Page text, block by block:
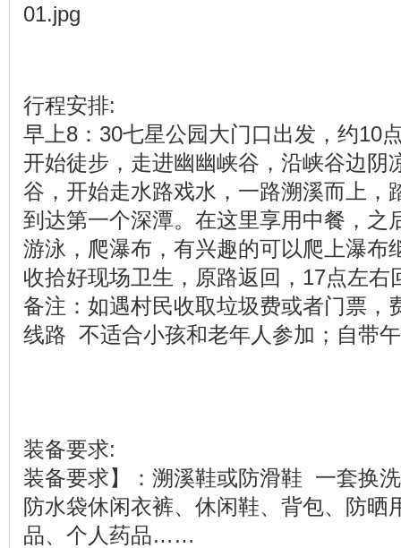
01.jpg
行程安排:
早上8：30七星公园大门口出发，约10
开始徒步，走进幽幽峡谷，沿峡谷边阴
谷，开始走水路戏水，一路溯溪而上，
到达第一个深潭。在这里享用中餐，之
游泳，爬瀑布，有兴趣的可以爬上瀑布
收拾好现场卫生，原路返回，17点左右
备注：如遇村民收取垃圾费或者门票，
线路 不适合小孩和老年人参加；自带
装备要求:
装备要求】：溯溪鞋或防滑鞋 一套换
防水袋休闲衣裤、休闲鞋、背包、防晒
品、个人药品……